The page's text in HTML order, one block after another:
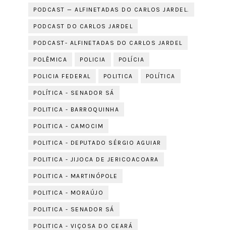
PODCAST — ALFINETADAS DO CARLOS JARDEL.
PODCAST DO CARLOS JARDEL
PODCAST- ALFINETADAS DO CARLOS JARDEL
POLÊMICA POLICIA POLÍCIA
POLICIA FEDERAL POLITICA POLÍTICA
POLÍTICA - SENADOR SÁ
POLITICA - BARROQUINHA
POLITICA - CAMOCIM
POLITICA - DEPUTADO SÉRGIO AGUIAR
POLITICA - JIJOCA DE JERICOACOARA
POLITICA - MARTINÓPOLE
POLITICA - MORAÚJO
POLITICA - SENADOR SÁ
POLITICA - VIÇOSA DO CEARÁ